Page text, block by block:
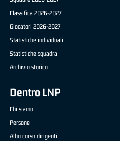
Classifica 2026-2027
Giocatori 2026-2027
Statistiche individuali
Statistiche squadra
Archivio storico
Dentro LNP
Chi siamo
Persone
Albo corso dirigenti